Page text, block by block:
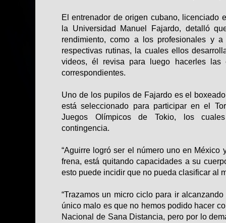
El entrenador de origen cubano, licenciado
la Universidad Manuel Fajardo, detalló
rendimiento, como a los profesionales y
respectivas rutinas, la cuales ellos
videos, él revisa para luego hacerles las
correspondientes.
Uno de los pupilos de Fajardo es el
está seleccionado para participar en el
Juegos Olímpicos de Tokio, los
contingencia.
“Aguirre logró ser el número uno en México
frena, está quitando capacidades a su
esto puede incidir que no pueda clasificar al
“Trazamos un micro ciclo para ir
único malo es que no hemos podido hacer
Nacional de Sana Distancia, pero por lo